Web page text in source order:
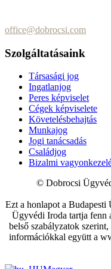
office@dobrocsi.com
Szolgáltatásaink
Társasági jog
Ingatlanjog
Peres képviselet
Cégek képviselete
Követelésbehajtás
Munkajog
Jogi tanácsadás
Családjog
Bizalmi
© Dobrocsi
Ezt a honlapot a
Ügyvédi Iroda tartja fenn
belső szabályzatok
információkkal együtt a